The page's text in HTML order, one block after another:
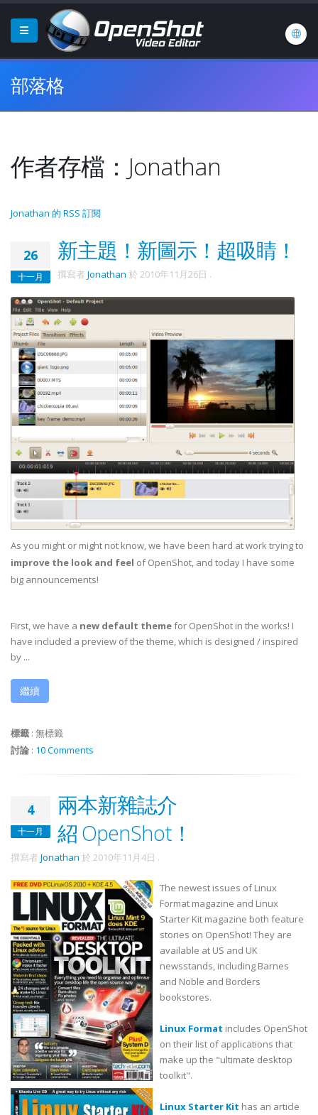
部落格
作者存檔：Jonathan
Jonathan 的 RSS 訂閱
26
十一月
新主題！新圖示！超吸睛！
撰寫者 Jonathan 於 2010年11月26日 .
As you might or might not know, we have been hard at work trying to
improve the look and feel of OpenShot, and today I have some
big announcements!
First, we have a new default themefor OpenShot in the works! I
have included a preview of the theme, which is designed / inspired
by ...
繼續
標籤 : 無標籤
討論 : 10 Comments
4
十一月
兩本新雜誌介
紹 OpenShot！
撰寫者 Jonathan 於 2010年11月4日 .
The newest issues of Linux
Format magazine and Linux
Starter Kit magazine both feature
stories on OpenShot! They are
available at US and UK
newsstands, including Barnes
and Noble and Borders
bookstores.
Linux Format includes OpenShot
on their list of applications that
make up the "ultimate desktop
toolkit".
Linux Starter Kit has an article